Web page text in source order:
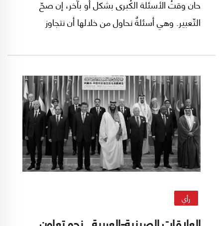
حان وقتُ الأسئلة الكُبرى بشكل أو بآخر، إن صحّ
التّعبير. وهي أسئلةٌ نحاول من خلالها أن نتجاوز
وأشدّ ارتباطاً في اعتقادنا بما يجري في المنطقة وفي
لبنان، وأشدّ ارتباطاً بمستقبل شعوب المنطقة
وبمستقبل لبنان أيضاً.
رأي